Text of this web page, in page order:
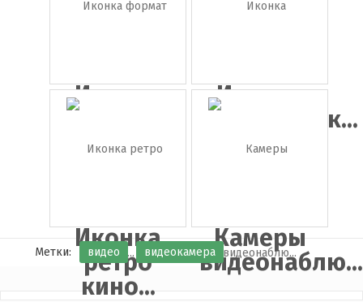
Иконка
формат
MP4
Иконка
видеопленк...
Иконка
ретро
кино...
Камеры
видеонаблю...
Метки: видео видеокамера